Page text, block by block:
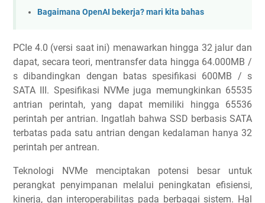
Bagaimana OpenAI bekerja? mari kita bahas
PCIe 4.0 (versi saat ini) menawarkan hingga 32 jalur dan
dapat, secara teori, mentransfer data hingga 64.000MB /
s dibandingkan dengan batas spesifikasi 600MB / s
SATA III. Spesifikasi NVMe juga memungkinkan 65535
antrian perintah, yang dapat memiliki hingga 65536
perintah per antrian. Ingatlah bahwa SSD berbasis SATA
terbatas pada satu antrian dengan kedalaman hanya 32
perintah per antrean.
Teknologi NVMe menciptakan potensi besar untuk
perangkat penyimpanan melalui peningkatan efisiensi,
kinerja, dan interoperabilitas pada berbagai sistem. Hal